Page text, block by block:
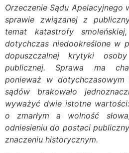
Orzeczenie Sądu Apelacyjnego
sprawie związanej z
temat katastrofy
dotychczas niedookreślone w
dopuszczalnej krytyki
publicznej. Sprawa ma
ponieważ w dotychczasowym
sądów brakowało
wyważyć dwie istotne
o zmarłym a wolność
odniesieniu do postaci
znaczeniu historycznym.